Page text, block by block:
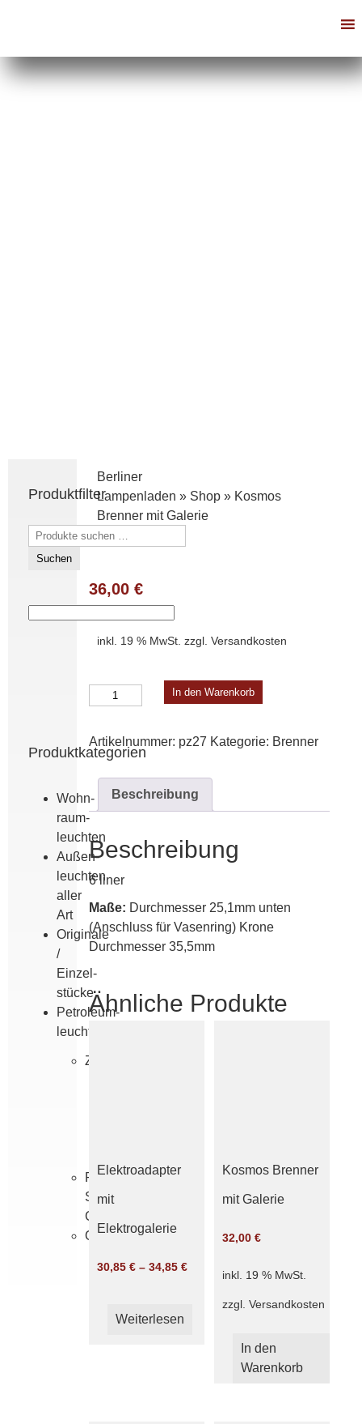
Produktfilter
Suchen
nach:
Suchen
Produktkategorien
Wohn­
raum­
leuchten
Außen­
leuchten
aller
Art
Originale
/
Einzel­
stücke
Petroleum­
leuchten
Zubehör
Petro-
Standard-
Glas
Originale
Berliner
Lampenladen » Shop» Kosmos
Brenner mit Galerie
36,00 €
inkl. 19 % MwSt. zzgl. Versandkosten
Kosmos
Brenner
Galerie
In den Warenkorb
Artikelnummer: pz27 Kategorie: Brenner
Beschreibung
Beschreibung
6 liner
Maße: Durchmesser 25,1mm unten
(Anschluss für Vasenring) Krone
Durchmesser 35,5mm
Ähnliche Produkte
Elektroadapter
mit
Elektrogalerie
30,85 €– 34,85 €
Weiterlesen
Kosmos Brenner
mit Galerie
32,00 €
inkl. 19 % MwSt.
zzgl. Versandkosten
In den
Warenkorb